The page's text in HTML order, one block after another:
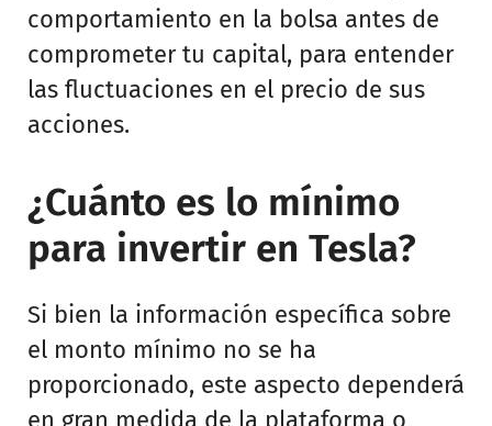
comportamiento en la bolsa antes de
comprometer tu capital, para entender
las fluctuaciones en el precio de sus
acciones.
¿Cuánto es lo mínimo
para invertir en Tesla?
Si bien la información específica sobre
el monto mínimo no se ha
proporcionado, este aspecto dependerá
en gran medida de la plataforma o